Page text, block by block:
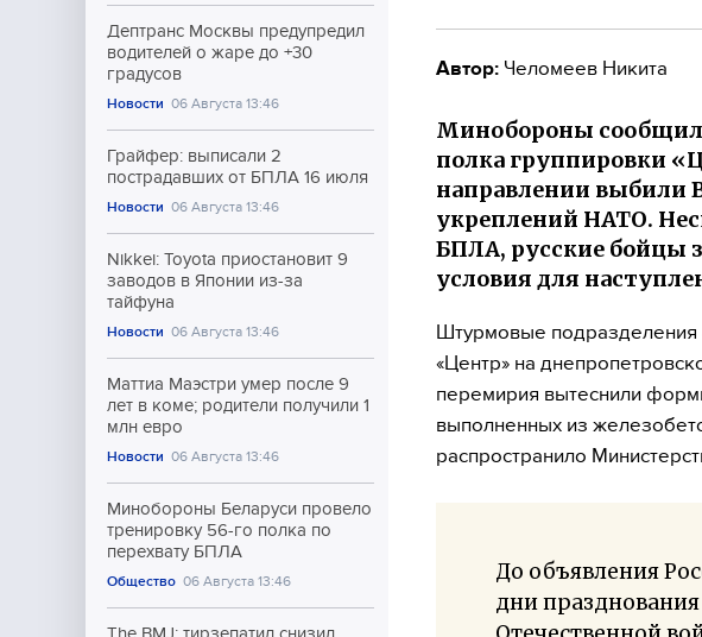
Дептранс Москвы предупредил
водителей о жаре до +30
градусов
Новости 06 Августа 13:46
Грайфер: выписали 2
пострадавших от БПЛА 16 июля
Новости 06 Августа 13:46
Nikkei: Toyota приостановит 9
заводов в Японии из-за
тайфуна
Новости 06 Августа 13:46
Маттиа Маэстри умер после 9
лет в коме; родители получили 1
млн евро
Новости 06 Августа 13:46
Минобороны Беларуси провело
тренировку 56-го полка по
перехвату БПЛА
Общество 06 Августа 13:46
Автор: Челомеев Никита
Минобороны
полка группировки
направлении выбили
укреплений НАТО.
БПЛА, русские бойцы
условия для
Штурмовые подразделения
«Центр» на
перемирия вытеснили
выполненных из
распространило
До объявления
дни